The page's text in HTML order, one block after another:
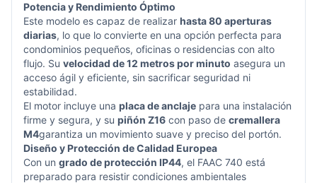
Potencia y Rendimiento Óptimo
Este modelo es capaz de realizar hasta 80 aperturas
diarias, lo que lo convierte en una opción perfecta para
condominios pequeños, oficinas o residencias con alto
flujo. Su velocidad de 12 metros por minuto asegura un
acceso ágil y eficiente, sin sacrificar seguridad ni
estabilidad.
El motor incluye una placa de anclaje para una instalación
firme y segura, y su piñón Z16 con paso de cremallera
M4garantiza un movimiento suave y preciso del portón.
Diseño y Protección de Calidad Europea
Con un grado de protección IP44, el FAAC 740 está
preparado para resistir condiciones ambientales